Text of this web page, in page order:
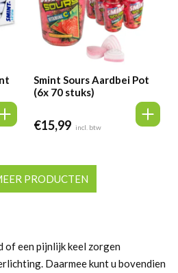
Smint Sours Aardbei Pot
(6x 70 stuks)
€15,99 incl. btw
PRODUCTEN
of een pijnlijk keel zorgen
Daarmee kunt u bovendien